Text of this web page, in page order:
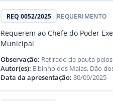
REQ 0052/2025 REQUERIMENTO
Requerem ao Chefe do Poder
Municipal
Observação: Retirado de pauta
Autor(es): Elbinho dos Maias, Dão
Data da apresentação: 30/09/2025